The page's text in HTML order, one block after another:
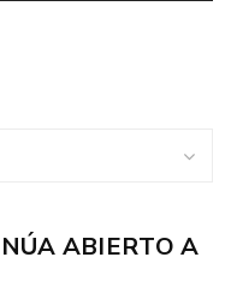
ABIERTO A